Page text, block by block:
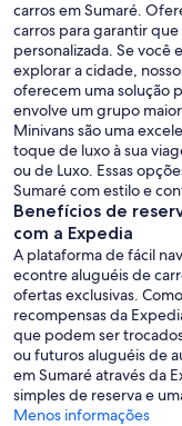
carros em Sumaré.
carros para garantir
personalizada. Se você
explorar a cidade,
oferecem uma solução
envolve um grupo
Minivans são uma
toque de luxo à sua
ou de Luxo. Essas
Sumaré com estilo e
Benefícios de
com a Expedia
A plataforma de fácil
econtre aluguéis de
ofertas exclusivas.
recompensas da
que podem ser
ou futuros aluguéis de
em Sumaré através da
simples de reserva e
Menos informações